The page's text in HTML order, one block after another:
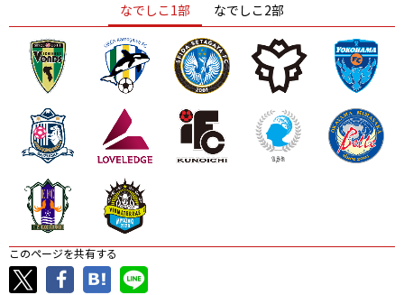
ニッパツ 名古屋 静岡 愛媛Ｌ
なでしこ1部 なでしこ2部
このページを共有する